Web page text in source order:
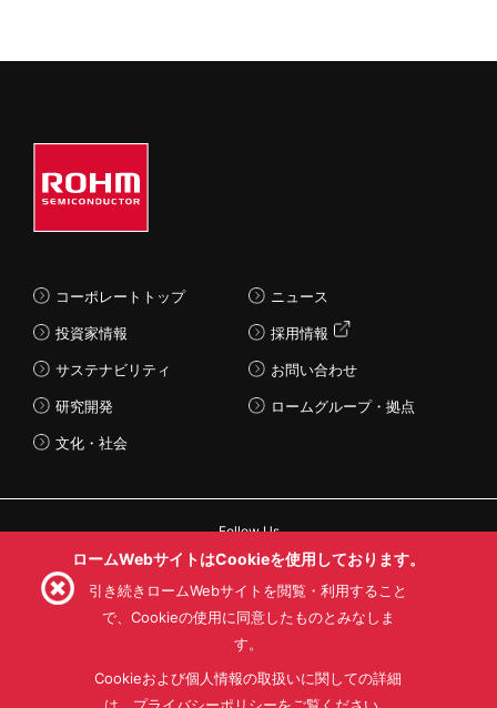
コーポレートトップ
投資家情報
サステナビリティ
研究開発
文化・社会
ニュース
採用情報
お問い合わせ
ロームグループ・拠点
Follow Us
利用目的
プライバシーポリシー
サイトマップ
ローム製品の販売に関する標準契約条件書(PDF)
ロームWebサイトはCookieを使用しております。
引き続きロームWebサイトを閲覧・利用すること
で、Cookieの使用に同意したものとみなしま
す。
Cookieおよび個人情報の取扱いに関しての詳細